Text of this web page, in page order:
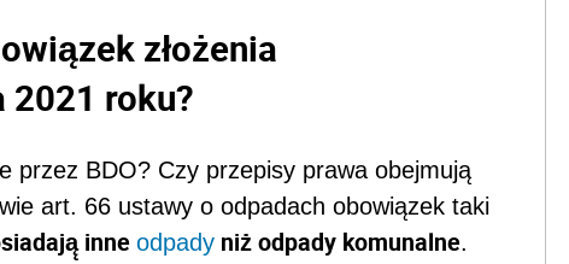
złożenia
2021 roku?
przez BDO? Czy przepisy prawa obejmują
art. 66 ustawy o odpadach obowiązek taki
inne odpady niż̇ odpady komunalne.